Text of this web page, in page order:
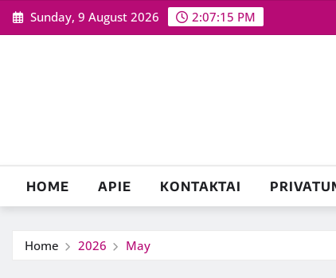
Skip
to
Sunday, 9 August 2026 2:07:17 PM
HOME APIE KONTAKTAI
Home 2026 May